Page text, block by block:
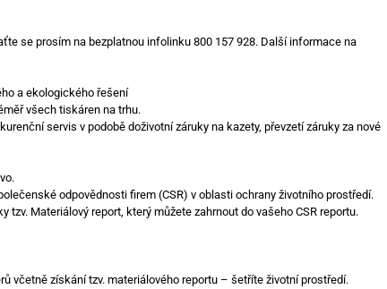
se prosím na bezplatnou infolinku 800 157 928. Další informace na
a ekologického řešení
všech tiskáren na trhu.
servis v podobě doživotní záruky na kazety, převzetí záruky za nové
odpovědnosti firem (CSR) v oblasti ochrany životního prostředí.
tzv. Materiálový report, který můžete zahrnout do vašeho CSR reportu.
včetně získání tzv. materiálového reportu – šetříte životní prostředí.